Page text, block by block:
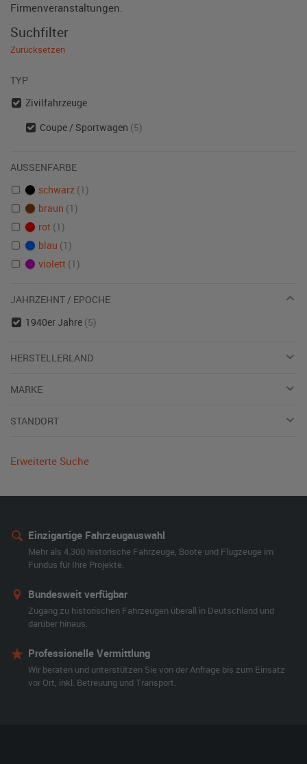
Firmenveranstaltungen.
Suchfilter
Zurücksetzen
TYP
Zivilfahrzeuge
Coupe / Sportwagen (5)
AUSSENFARBE
schwarz (1)
braun (1)
rot (1)
blau (1)
violett (1)
JAHRZEHNT / EPOCHE
1940er Jahre (5)
HERSTELLERLAND
MARKE
STANDORT
Erweiterte Suche
Einzigartige Fahrzeugauswahl
Mehr als 4.300 historische Fahrzeuge, Boote und Flugzeuge im
Fundus für Ihre Projekte.
Bundesweit verfügbar
Zugang zu historischen Fahrzeugen überall in Deutschland und
darüber hinaus.
Professionelle Vermittlung
Wir beraten und unterstützen Sie von der Anfrage bis zum Einsatz
vor Ort, inkl. Betreuung und Transport.